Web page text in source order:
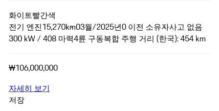
화이트빨간색
전기 엔진15,270km03월/2025년0 이전 소유자사고 없음
300 kW / 408 마력4륜 구동복합 주행 거리 (한국): 454 km
₩106,000,000
자세히 보기
저장